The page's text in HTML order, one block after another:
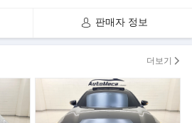
판매자 정보
더보기